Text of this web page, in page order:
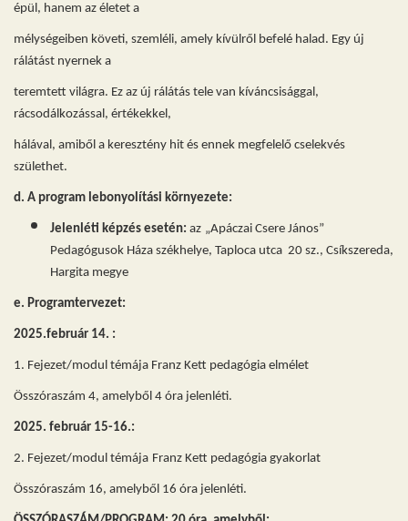
épül, hanem az életet a
mélységeiben követi, szemléli, amely kívülről befelé halad. Egy új
rálátást nyernek a
teremtett világra. Ez az új rálátás tele van kíváncsisággal,
rácsodálkozással, értékekkel,
hálával, amiből a keresztény hit és ennek megfelelő cselekvés
születhet.
d. A program lebonyolítási környezete:
Jelenléti képzés esetén: az „Apáczai Csere János”
Pedagógusok Háza székhelye, Taploca utca 20 sz., Csíkszereda,
Hargita megye
e. Programtervezet:
2025.február 14. :
1. Fejezet/modul témája Franz Kett pedagógia elmélet
Összóraszám 4, amelyből 4 óra jelenléti.
2025. február 15-16.:
2. Fejezet/modul témája Franz Kett pedagógia gyakorlat
Összóraszám 16, amelyből 16 óra jelenléti.